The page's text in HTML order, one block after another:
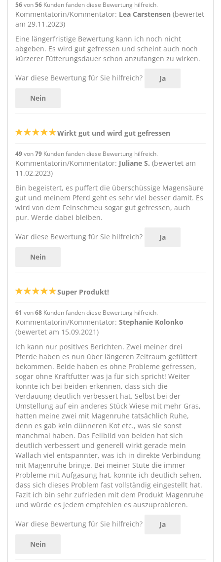
56von56 Kunden fanden diese Bewertung hilfreich.
Kommentatorin/Kommentator: Lea Carstensen (bewertet
am 29.11.2023)
Eine längerfristige Bewertung kann ich noch nicht
abgeben. Es wird gut gefressen und scheint auch noch
kürzerer Fütterungsdauer schon anzufangen zu wirken.
War diese Bewertung für Sie hilfreich? Ja
Nein
Wirkt gut und wird gut gefressen
49von79 Kunden fanden diese Bewertung hilfreich.
Kommentatorin/Kommentator: Juliane S. (bewertet am
11.02.2023)
Bin begeistert, es puffert die überschüssige Magensäure
gut und meinem Pferd geht es sehr viel besser damit. Es
wird von dem Feinschmeu sogar gut gefressen, auch
pur. Werde dabei bleiben.
War diese Bewertung für Sie hilfreich? Ja
Nein
Super Produkt!
61 von68 Kunden fanden diese Bewertung hilfreich.
Kommentatorin/Kommentator: Stephanie Kolonko
(bewertet am 15.09.2021)
Ich kann nur positives Berichten. Zwei meiner drei
Pferde haben es nun über längeren Zeitraum gefüttert
bekommen. Beide haben es ohne Probleme gefressen,
sogar ohne Kraftfutter was ja für sich spricht! Weiter
konnte ich bei beiden erkennen, dass sich die
Verdauung deutlich verbessert hat. Selbst bei der
Umstellung auf ein anderes Stück Wiese mit mehr Gras,
hatten meine zwei mit Magenruhe tatsächlich Ruhe,
denn es gab kein dünneren Kot etc., was sie sonst
manchmal haben. Das Fellbild von beiden hat sich
deutlich verbessert und generell wirkt gerade mein
Wallach viel entspannter, was ich in direkte Verbindung
mit Magenruhe bringe. Bei meiner Stute die immer
Probleme mit Aufgasung hat, konnte ich deutlich sehen,
dass sich dieses Problem fast vollständig eingestellt hat.
Fazit ich bin sehr zufrieden mit dem Produkt Magenruhe
und würde es jedem empfehlen es auszuprobieren.
War diese Bewertung für Sie hilfreich? Ja
Nein